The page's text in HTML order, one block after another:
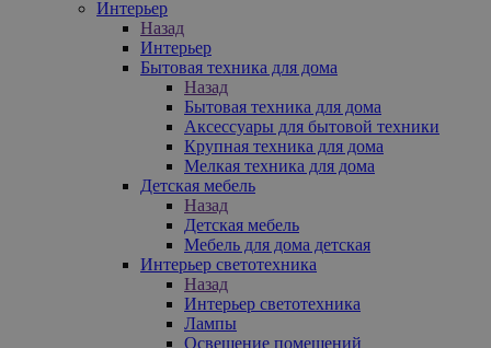
Интерьер
Назад
Интерьер
Бытовая техника для дома
Назад
Бытовая техника для дома
Аксессуары для бытовой техники
Крупная техника для дома
Мелкая техника для дома
Детская мебель
Назад
Детская мебель
Мебель для дома детская
Интерьер светотехника
Назад
Интерьер светотехника
Лампы
Освещение помещений